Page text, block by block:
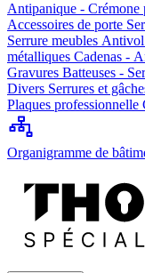
Antipanique - Crémone
Accessoires de porte
Serrure meubles
métalliques Cadenas -
Gravures Batteuses -
Divers Serrures et
Plaques professionnelle
Organigramme de